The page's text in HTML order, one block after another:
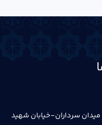
سرداران-خیابان شهید